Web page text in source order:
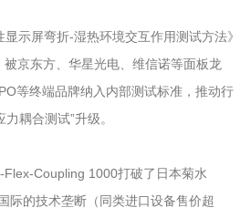
显示屏弯折-湿热环境交互作用测试方法》
被京东方、华星光电、维信诺等面板龙
等终端品牌纳入内部测试标准，推动行
耦合测试”升级。
Flex-Coupling 1000打破了日本菊水
际的技术垄断（同类进口设备售价超